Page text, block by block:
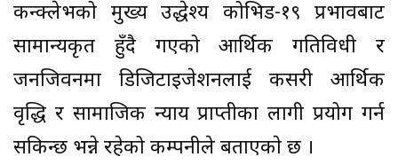
कन्क्लेभको मुख्य उद्धेश्य कोभिड-१९ प्रभावबाट
सामान्यकृत हुँदै गएको आर्थिक गतिविधी र
जनजिवनमा डिजिटाइजेशनलाई कसरी आर्थिक
वृद्धि र सामाजिक न्याय प्राप्तीका लागी प्रयोग गर्न
सकिन्छ भन्ने रहेको कम्पनीले बताएकाे छ ।